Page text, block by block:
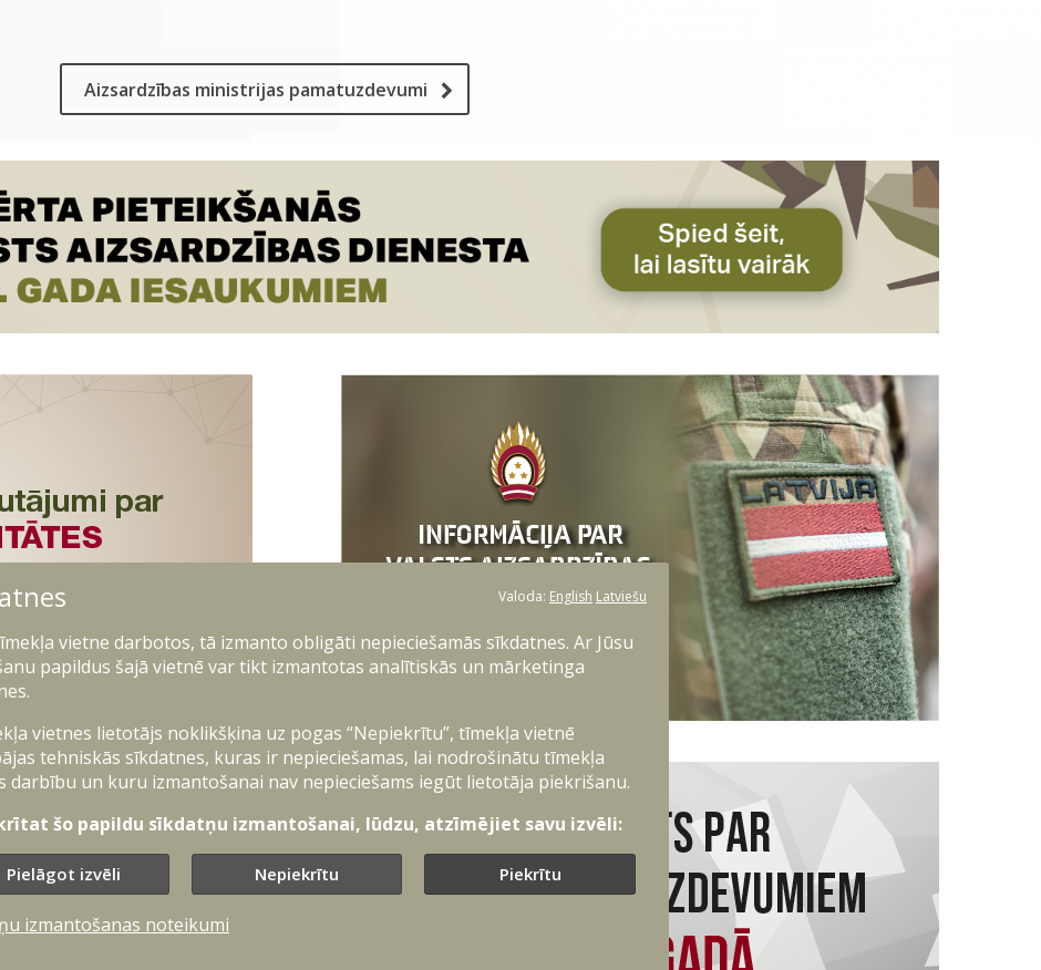
Aizsardzības ministrijas pamatuzdevumi
Valoda: English Latviešu
vietne darbotos, tā izmanto obligāti nepieciešamās sīkdatnes. Ar Jūsu
papildus šajā vietnē var tikt izmantotas analītiskās un mārketinga
vietnes lietotājs noklikšķina uz pogas “Nepiekrītu”, tīmekļa vietnē
tehniskās sīkdatnes, kuras ir nepieciešamas, lai nodrošinātu tīmekļa
darbību un kuru izmantošanai nav nepieciešams iegūt lietotāja piekrišanu.
šo papildu sīkdatņu izmantošanai, lūdzu, atzīmējiet savu izvēli:
Pielāgot izvēli Nepiekrītu Piekrītu
izmantošanas noteikumi